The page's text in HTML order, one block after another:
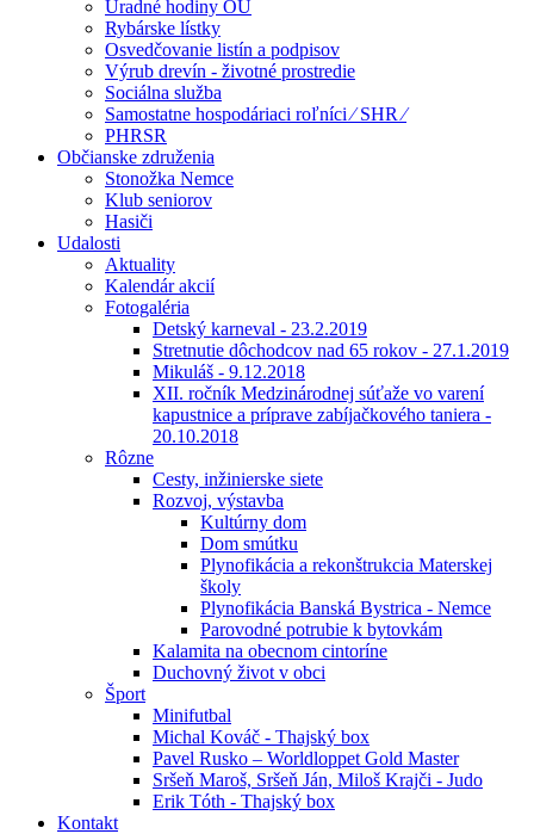
Úradné hodiny OÚ
Rybárske lístky
Osvedčovanie listín a podpisov
Výrub drevín - životné prostredie
Sociálna služba
Samostatne hospodáriaci roľníci ⁄ SHR ⁄
PHRSR
Občianske združenia
Stonožka Nemce
Klub seniorov
Hasiči
Udalosti
Aktuality
Kalendár akcií
Fotogaléria
Detský karneval - 23.2.2019
Stretnutie dôchodcov nad 65 rokov - 27.1.2019
Mikuláš - 9.12.2018
XII. ročník Medzinárodnej súťaže vo varení
kapustnice a príprave zabíjačkového taniera -
20.10.2018
Rôzne
Cesty, inžinierske siete
Rozvoj, výstavba
Kultúrny dom
Dom smútku
Plynofikácia a rekonštrukcia Materskej
školy
Plynofikácia Banská Bystrica - Nemce
Parovodné potrubie k bytovkám
Kalamita na obecnom cintoríne
Duchovný život v obci
Šport
Minifutbal
Michal Kováč - Thajský box
Pavel Rusko – Worldloppet Gold Master
Sršeň Maroš, Sršeň Ján, Miloš Krajči - Judo
Erik Tóth - Thajský box
Kontakt